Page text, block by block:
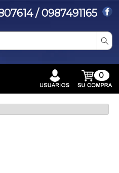
/ 0987491165
0